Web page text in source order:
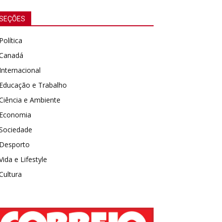
e Trabalho
e Ambiente
e Lifestyle